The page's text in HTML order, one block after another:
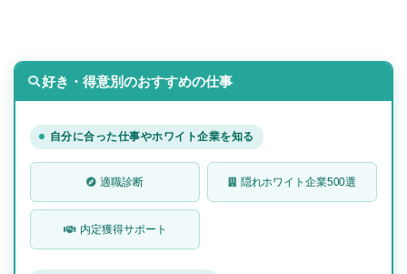
好き・得意別のおすすめの仕事
自分に合った仕事やホワイト企業を知る
適職診断 隠れホワイト企業500選
内定獲得サポート